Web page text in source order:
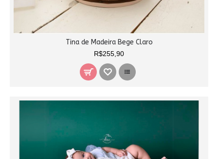
Tina de Madeira Bege Claro
R$255,90